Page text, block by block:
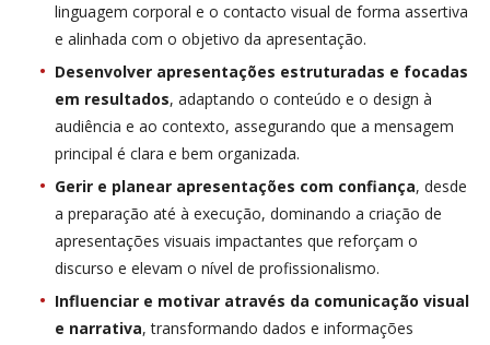
linguagem corporal e o contacto visual de forma assertiva
e alinhada com o objetivo da apresentação.
Desenvolver apresentações estruturadas e focadas
em resultados, adaptando o conteúdo e o design à
audiência e ao contexto, assegurando que a mensagem
principal é clara e bem organizada.
Gerir e planear apresentações com confiança, desde
a preparação até à execução, dominando a criação de
apresentações visuais impactantes que reforçam o
discurso e elevam o nível de profissionalismo.
Influenciar e motivar através da comunicação visual
e narrativa, transformando dados e informações